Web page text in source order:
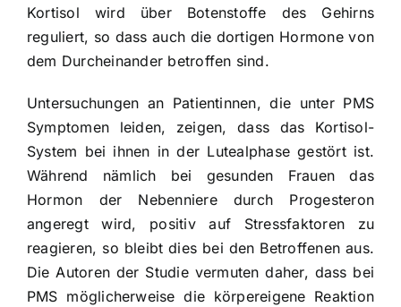
Kortisol wird über Botenstoffe des Gehirns
reguliert, so dass auch die dortigen Hormone von
dem Durcheinander betroffen sind.
Untersuchungen an Patientinnen, die unter PMS
Symptomen leiden, zeigen, dass das Kortisol-
System bei ihnen in der Lutealphase gestört ist.
Während nämlich bei gesunden Frauen das
Hormon der Nebenniere durch Progesteron
angeregt wird, positiv auf Stressfaktoren zu
reagieren, so bleibt dies bei den Betroffenen aus.
Die Autoren der Studie vermuten daher, dass bei
PMS möglicherweise die körpereigene Reaktion